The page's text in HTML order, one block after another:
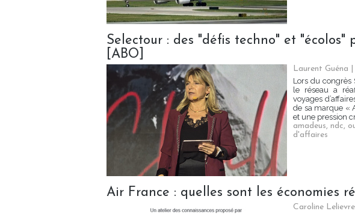
Selectour : des "défis techno" et "écolos"
[ABO]
Laurent Guéna
Lors du congrès
le réseau a
voyages
de sa marque «
et une pression
amadeus, ndc,
d'affaires
Air France : quelles sont les économies
Caroline Lelievre